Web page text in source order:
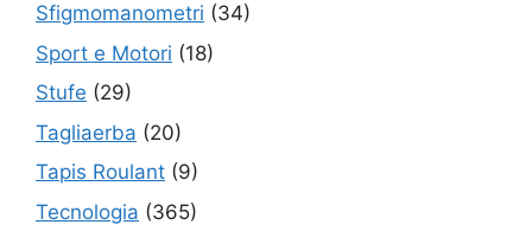
Sfigmomanometri (34)
Sport e Motori (18)
Stufe (29)
Tagliaerba (20)
Tapis Roulant (9)
Tecnologia (365)